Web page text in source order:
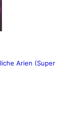
Arien (Super